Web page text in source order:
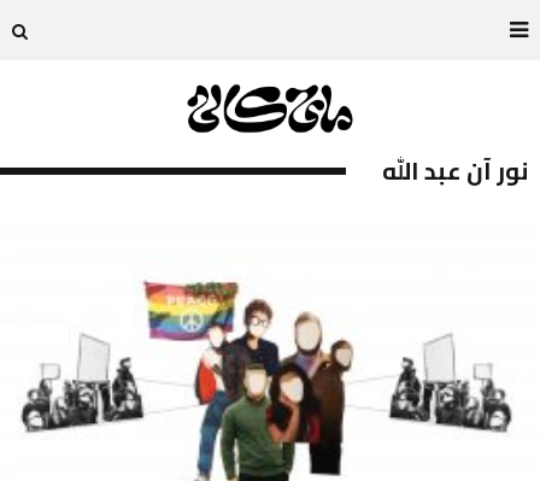
نور آن عبد الله